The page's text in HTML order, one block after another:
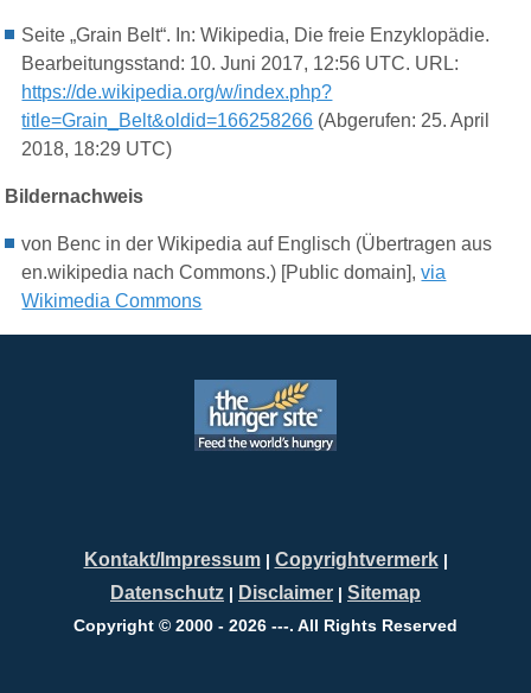
Seite „Grain Belt“. In: Wikipedia, Die freie Enzyklopädie.
Bearbeitungsstand: 10. Juni 2017, 12:56 UTC. URL:
https://de.wikipedia.org/w/index.php?
title=Grain_Belt&oldid=166258266 (Abgerufen: 25. April
2018, 18:29 UTC)
Bildernachweis
von Benc in der Wikipedia auf Englisch (Übertragen aus
en.wikipedia nach Commons.) [Public domain],via
Wikimedia Commons
Kontakt/Impressum| Copyrightvermerk|
Datenschutz | Disclaimer | Sitemap
Copyright © 2000 - 2026 ---. All Rights Reserved